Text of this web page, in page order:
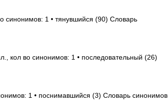
синонимов: 1 • тянувшийся (90) Словарь
кол во синонимов: 1 • последовательный (26)
1 • поснимавшийся (3) Словарь синонимов